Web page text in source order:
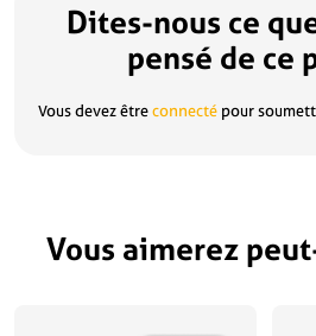
Dites-nous ce
pensé de ce
Vous devez êtreconnecté pour
Vous aimerez